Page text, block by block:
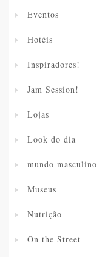
Eventos
Hotéis
Inspiradores!
Jam Session!
Lojas
Look do dia
mundo masculino
Museus
Nutrição
On the Street